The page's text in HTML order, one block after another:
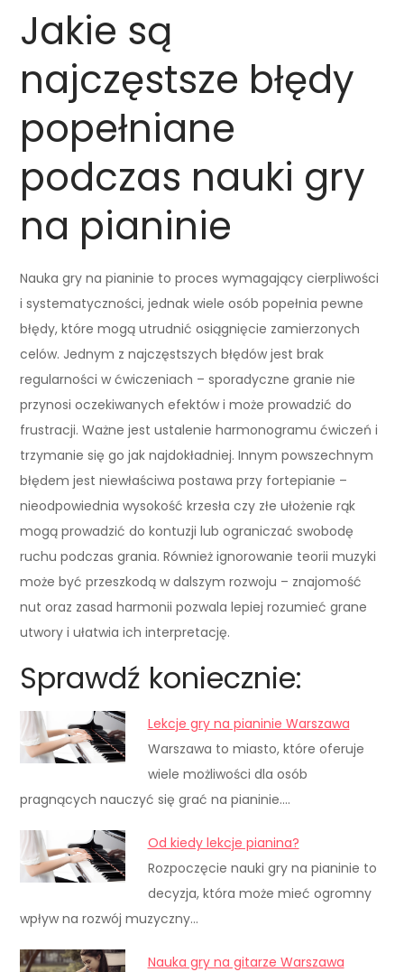
Jakie są
najczęstsze błędy
popełniane
podczas nauki gry
na pianinie
Nauka gry na pianinie to proces wymagający cierpliwości
i systematyczności, jednak wiele osób popełnia pewne
błędy, które mogą utrudnić osiągnięcie zamierzonych
celów. Jednym z najczęstszych błędów jest brak
regularności w ćwiczeniach – sporadyczne granie nie
przynosi oczekiwanych efektów i może prowadzić do
frustracji. Ważne jest ustalenie harmonogramu ćwiczeń i
trzymanie się go jak najdokładniej. Innym powszechnym
błędem jest niewłaściwa postawa przy fortepianie –
nieodpowiednia wysokość krzesła czy złe ułożenie rąk
mogą prowadzić do kontuzji lub ograniczać swobodę
ruchu podczas grania. Również ignorowanie teorii muzyki
może być przeszkodą w dalszym rozwoju – znajomość
nut oraz zasad harmonii pozwala lepiej rozumieć grane
utwory i ułatwia ich interpretację.
Sprawdź koniecznie:
Lekcje gry na pianinie Warszawa
Warszawa to miasto, które oferuje
wiele możliwości dla osób
pragnących nauczyć się grać na pianinie.…
Od kiedy lekcje pianina?
Rozpoczęcie nauki gry na pianinie to
decyzja, która może mieć ogromny
wpływ na rozwój muzyczny…
Nauka gry na gitarze Warszawa